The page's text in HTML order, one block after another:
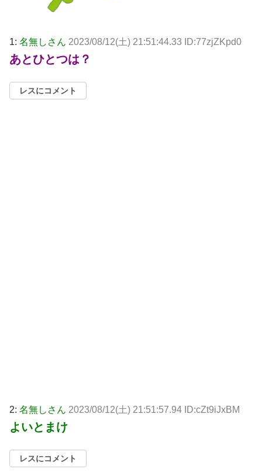
1: 名無しさん 2023/08/12(土) 21:51:44.33 ID:77zjZKpd0
あとひとつは？
レスにコメント
2: 名無しさん 2023/08/12(土) 21:51:57.94 ID:cZt9iJxBM
よいとまけ
レスにコメント